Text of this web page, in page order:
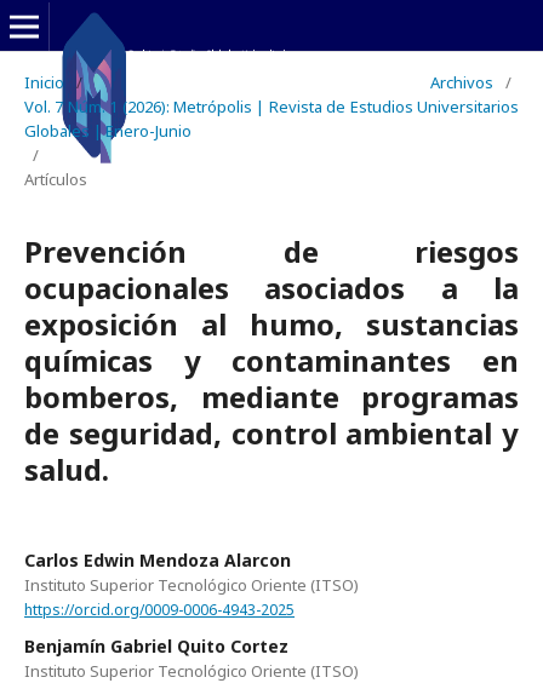
Inicio / Archivos
/
Vol. 7 Núm. 1 (2026): Metrópolis | Revista de Estudios Universitarios
Globales | Enero-Junio
/
Artículos
Prevención de riesgos
ocupacionales asociados a la
exposición al humo, sustancias
químicas y contaminantes en
bomberos, mediante programas
de seguridad, control ambiental y
salud.
Carlos Edwin Mendoza Alarcon
Instituto Superior Tecnológico Oriente (ITSO)
https://orcid.org/0009-0006-4943-2025
Benjamín Gabriel Quito Cortez
Instituto Superior Tecnológico Oriente (ITSO)